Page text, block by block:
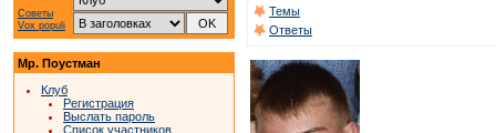
Советы
Vox populi
Мр. Поустман
Клуб
Регистрация
Выслать пароль
Список участников
Темы
Ответы